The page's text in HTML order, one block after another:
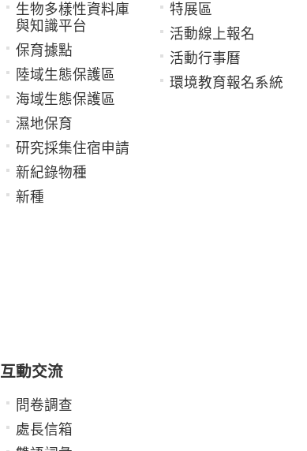
生物多樣性資料庫
與知識平台
保育據點
陸域生態保護區
海域生態保護區
濕地保育
研究採集住宿申請
新紀錄物種
新種
特展區
活動線上報名
活動行事曆
環境教育報名系統
互動交流
問卷調查
處長信箱